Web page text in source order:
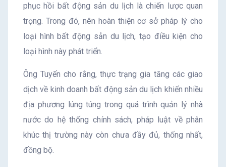
phục hồi bất động sản du lịch là chiến lược quan
trọng. Trong đó, nên hoàn thiện cơ sở pháp lý cho
loại hình bất động sản du lịch, tạo điều kiện cho
loại hình này phát triển.
Ông Tuyến cho rằng, thực trạng gia tăng các giao
dịch về kinh doanh bất động sản du lịch khiến nhiều
địa phương lúng túng trong quá trình quản lý nhà
nước do hệ thống chính sách, pháp luật về phân
khúc thị trường này còn chưa đầy đủ, thống nhất,
đồng bộ.